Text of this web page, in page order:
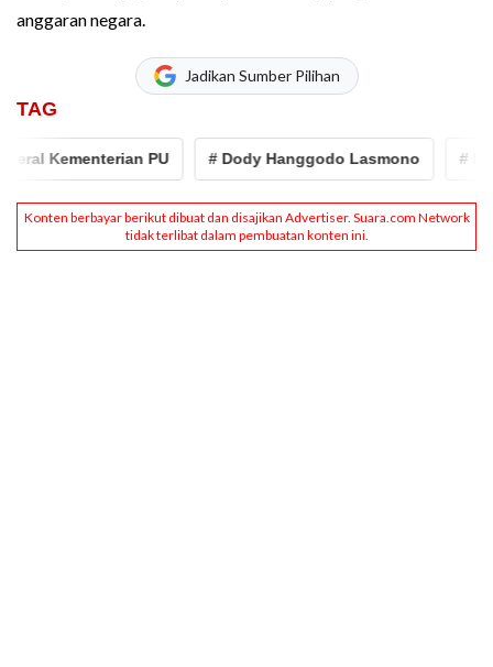
anggaran negara.
Jadikan Sumber Pilihan
TAG
PU # Dody Hanggodo Lasmono # Irma